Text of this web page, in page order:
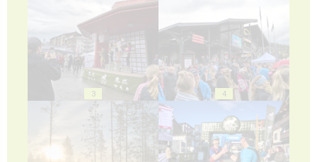
3 4